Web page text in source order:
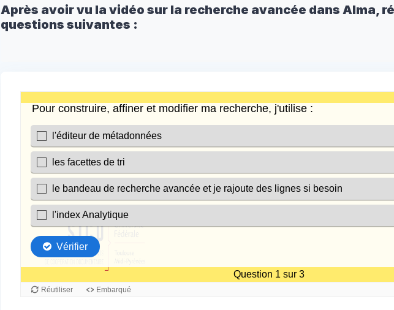
Après avoir vu la vidéo sur la recherche avancée dans Alma,
questions suivantes :